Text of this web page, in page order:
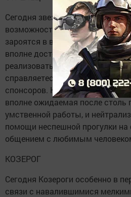
Сегодня звезды
возможности в творческой
зароятся в вашей голове с
вполне достойна Нобелевской
реализовать хотя бы часть из
справляетесь, то ищите
спонсоров. К вечеру возможна
вполне ожидаемая после столь
умственной работы, и
помощи неспешной прогулки на
общением с любимым
КОЗЕРОГ
Сегодня Козероги особенно в
связи с навалившимися